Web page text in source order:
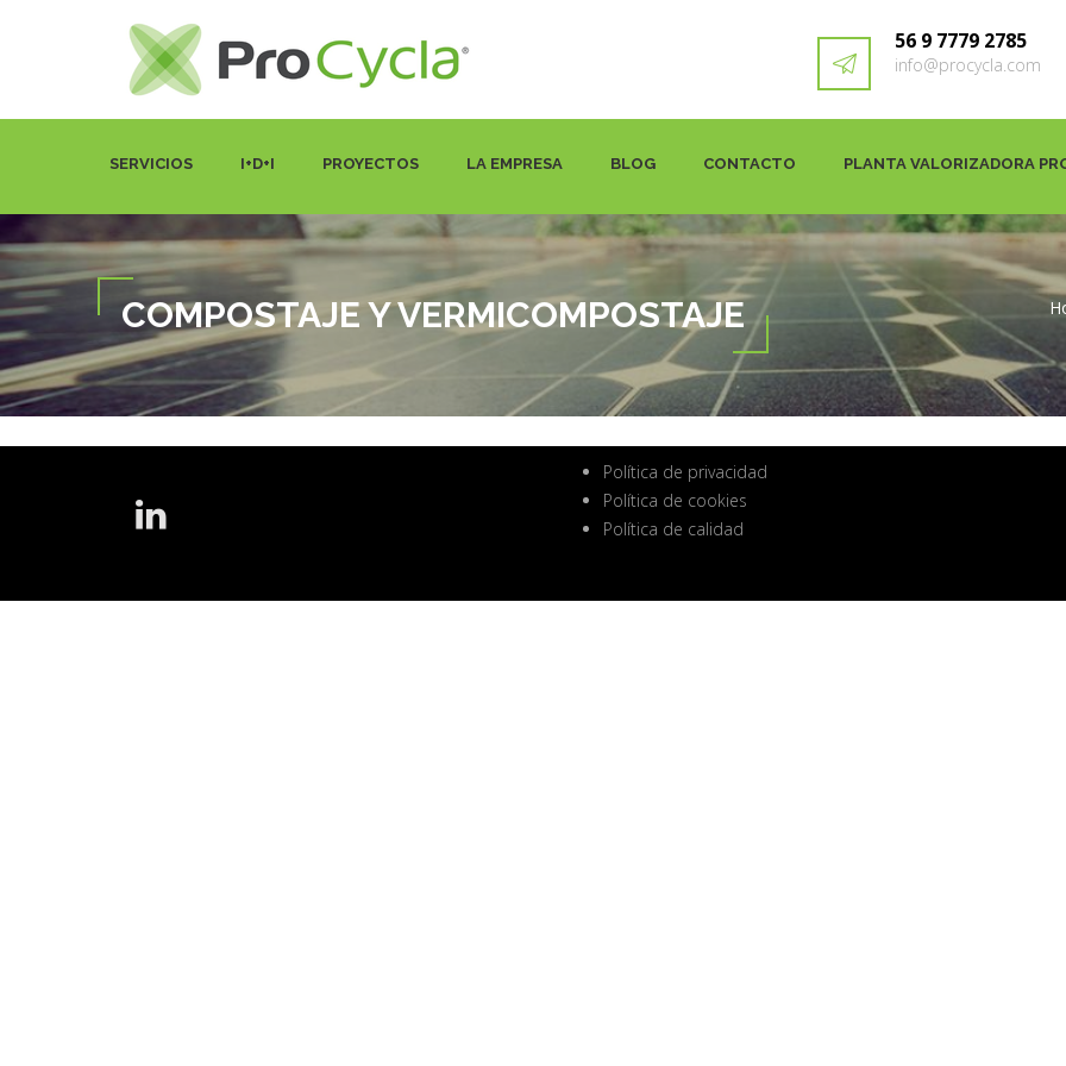
56 9 7779 2785
info@procycla.com
SERVICIOS I+D+I PROYECTOS LA EMPRESA BLOG CONTACTO PLANTA VALORIZADORA
COMPOSTAJE Y VERMICOMPOSTAJE
Política de privacidad
Política de cookies
Política de calidad